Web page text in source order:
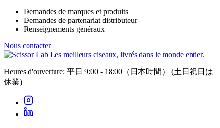
Demandes de marques et produits
Demandes de partenariat distributeur
Renseignements généraux
Nous contacter
Les meilleurs ciseaux, livrés dans le monde entier.
Heures d'ouverture: 平日 9:00 - 18:00（日本時間） (土日祝日は
休業)